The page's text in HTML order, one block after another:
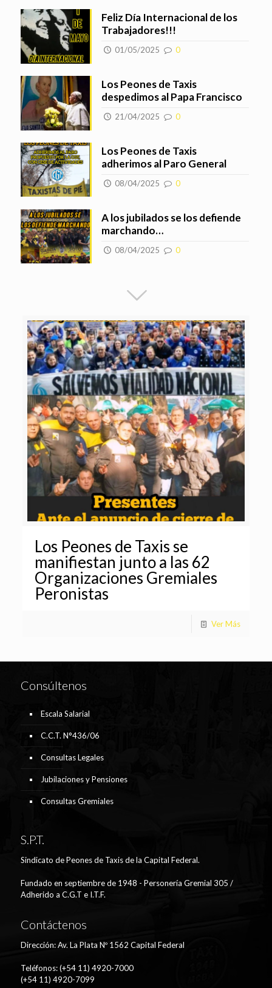
Feliz Día Internacional de los
Trabajadores!!!
01/05/2025 0
Los Peones de Taxis
despedimos al Papa Francisco
21/04/2025 0
Los Peones de Taxis
adherimos al Paro General
08/04/2025 0
A los jubilados se los defiende
marchando…
08/04/2025 0
Los Peones de Taxis se
manifiestan junto a las 62
Organizaciones Gremiales
Peronistas
Ver Más
Consúltenos
Escala Salarial
C.C.T. N°436/06
Consultas Legales
Jubilaciones y Pensiones
Consultas Gremiales
S.P.T.
Sindicato de Peones de Taxis de la Capital Federal.
Fundado en septiembre de 1948 - Personería Gremial 305 /
Adherido a C.G.T e I.T.F.
Contáctenos
Dirección: Av. La Plata Nº 1562 Capital Federal
Teléfonos: (+54 11) 4920-7000
(+54 11) 4920-7099